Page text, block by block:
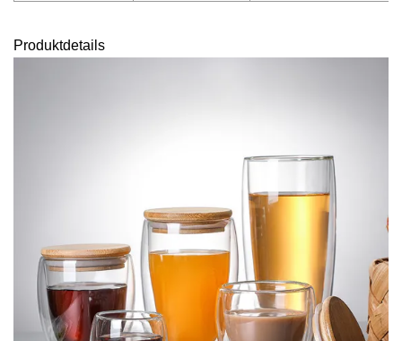
Produktdetails